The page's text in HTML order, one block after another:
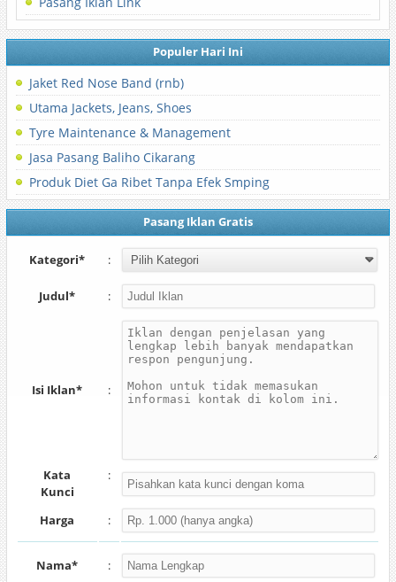
Populer Hari Ini
Jaket Red Nose Band (rnb)
Utama Jackets, Jeans, Shoes
Tyre Maintenance & Management
Jasa Pasang Baliho Cikarang
Produk Diet Ga Ribet Tanpa Efek Smping
Pasang Iklan Gratis
Kategori* :
Judul* :
Isi Iklan* :
Kata
Kunci
:
Harga :
Nama* :